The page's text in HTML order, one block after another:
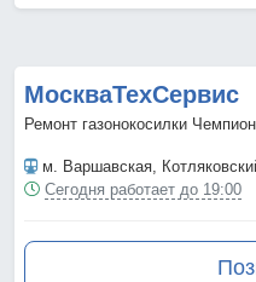
МоскваТехСервис
Ремонт газонокосилки Чемпион
м. Варшавская,
Сегодня работает до 19:00